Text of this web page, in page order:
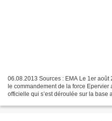
06.08.2013 Sources : EMA Le 1er
le commandement de la force Epervier
officielle qui s’est déroulée sur la base